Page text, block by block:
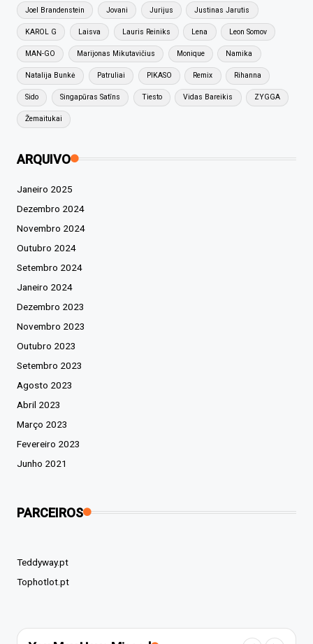
Joel Brandenstein Jovani Jurijus Justinas Jarutis
KAROL G Laisva Lauris Reiniks Lena Leon Somov
MAN-GO Marijonas Mikutavičius Monique Namika
Natalija Bunkė Patruliai PIKASO Remix Rihanna
Sido Singapūras Satīns Tiesto Vidas Bareikis ZYGGA
Žemaitukai
ARQUIVO
Janeiro 2025
Dezembro 2024
Novembro 2024
Outubro 2024
Setembro 2024
Janeiro 2024
Dezembro 2023
Novembro 2023
Outubro 2023
Setembro 2023
Agosto 2023
Abril 2023
Março 2023
Fevereiro 2023
Junho 2021
PARCEIROS
Teddyway.pt
Tophotlot.pt